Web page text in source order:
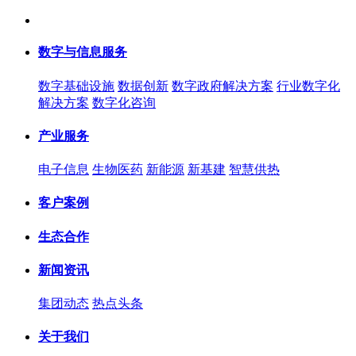
数字与信息服务
数字基础设施 数据创新 数字政府解决方案 行业数字化
解决方案 数字化咨询
产业服务
电子信息 生物医药 新能源 新基建 智慧供热
客户案例
生态合作
新闻资讯
集团动态 热点头条
关于我们